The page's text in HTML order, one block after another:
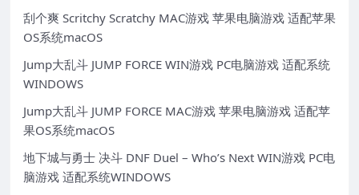
刮个爽 Scritchy Scratchy MAC游戏 苹果电脑游戏 适配苹果
OS系统macOS
Jump大乱斗 JUMP FORCE WIN游戏 PC电脑游戏 适配系统
WINDOWS
Jump大乱斗 JUMP FORCE MAC游戏 苹果电脑游戏 适配苹
果OS系统macOS
地下城与勇士 决斗 DNF Duel – Who’s Next WIN游戏 PC电
脑游戏 适配系统WINDOWS